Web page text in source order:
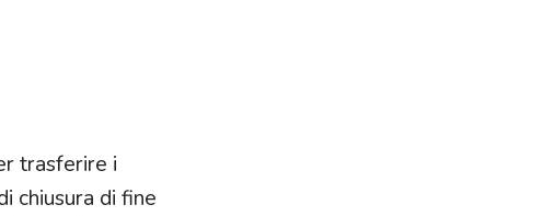
trasferire i
chiusura di fine